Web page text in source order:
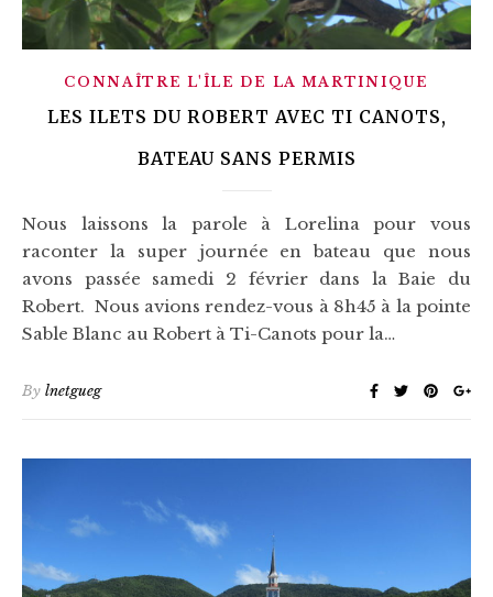
CONNAÎTRE L'ÎLE DE LA MARTINIQUE
LES ILETS DU ROBERT AVEC TI CANOTS,
BATEAU SANS PERMIS
Nous laissons la parole à Lorelina pour vous
raconter la super journée en bateau que nous
avons passée samedi 2 février dans la Baie du
Robert. Nous avions rendez-vous à 8h45 à la pointe
Sable Blanc au Robert à Ti-Canots pour la…
By lnetgueg